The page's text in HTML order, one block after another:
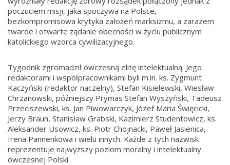
poczuciem misji, jaka spoczywa na Polsce,
bezkompromisowa krytyka założeń marksizmu, a zarazem
twarde i otwarte żądanie obecności w życiu publicznym
katolickiego wzorca cywilizacyjnego.
Tygodnik zgromadził ówczesną elitę intelektualną. Jego
redaktorami i współpracownikami byli m.in. ks. Zygmunt
Kaczyński (redaktor naczelny), Stefan Kisielewski, Wiesław
Chrzanowski, późniejszy Prymas Stefan Wyszyński, Tadeusz
Przeciszewski, ks. Jan Piwowarczyk, Józef Maria Święcicki,
Jerzy Braun, Stanisław Grabski, Kazimierz Studentowicz, ks.
Aleksander Usowicz, ks. Piotr Chojnacki, Paweł Jasienica,
Irena Pannenkowa i wielu innych. Każde z tych nazwisk
reprezentuje najwyższy poziom moralny i intelektualny
ówczesnej Polski.